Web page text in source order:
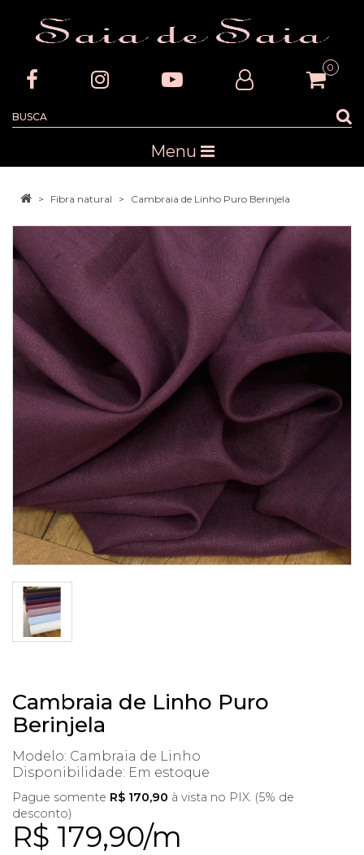
0
Menu
Fibra natural Cambraia de Linho Puro Berinjela
Cambraia de Linho Puro
Berinjela
Modelo: Cambraia de Linho
Disponibilidade: Em estoque
R$ 179,90/m
Pague somente R$ 170,90 à vista no PIX. (5% de
desconto)